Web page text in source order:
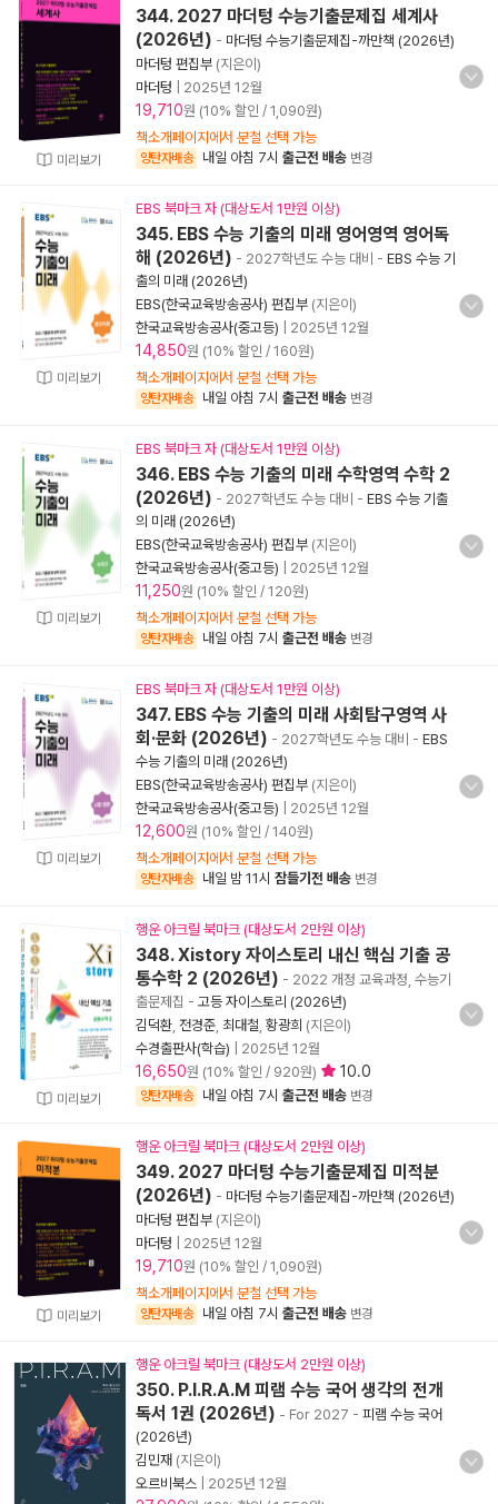
미리보기
344. 2027 마더텅 수능기출문제집 세계사
(2026년) - 마더텅 수능기출문제집-까만책 (2026년)
마더텅 편집부 (지은이)
마더텅
2025년 12월
19,710원 (10% 할인 / 1,090원)
책소개페이지에서 분철 선택 가능
양탄자배송 내일 아침 7시 출근전 배송 변경
미리보기
EBS 북마크 자 (대상도서 1만원 이상)
345. EBS 수능 기출의 미래 영어영역 영어독
해 (2026년) - 2027학년도 수능 대비 - EBS 수능 기
출의 미래 (2026년)
EBS(한국교육방송공사) 편집부 (지은이)
한국교육방송공사(중고등)
2025년 12월
14,850원 (10% 할인 / 160원)
책소개페이지에서 분철 선택 가능
양탄자배송 내일 아침 7시 출근전 배송 변경
미리보기
EBS 북마크 자 (대상도서 1만원 이상)
346. EBS 수능 기출의 미래 수학영역 수학 2
(2026년) - 2027학년도 수능 대비 - EBS 수능 기출
의 미래 (2026년)
EBS(한국교육방송공사) 편집부 (지은이)
한국교육방송공사(중고등)
2025년 12월
11,250원 (10% 할인 / 120원)
책소개페이지에서 분철 선택 가능
양탄자배송 내일 아침 7시 출근전 배송 변경
미리보기
EBS 북마크 자 (대상도서 1만원 이상)
347. EBS 수능 기출의 미래 사회탐구영역 사
회·문화 (2026년) - 2027학년도 수능 대비 - EBS
수능 기출의 미래 (2026년)
EBS(한국교육방송공사) 편집부 (지은이)
한국교육방송공사(중고등)
2025년 12월
12,600원 (10% 할인 / 140원)
책소개페이지에서 분철 선택 가능
양탄자배송 내일 밤 11시 잠들기전 배송 변경
미리보기
행운 아크릴 북마크 (대상도서 2만원 이상)
348. Xistory 자이스토리 내신 핵심 기출 공
통수학 2 (2026년) - 2022 개정 교육과정, 수능기
출문제집 - 고등 자이스토리 (2026년)
김덕환 전경준 최대철 황광희 (지은이)
수경출판사(학습)
2025년 12월
16,650원 (10% 할인 / 920원) 10.0
양탄자배송 내일 아침 7시 출근전 배송 변경
미리보기
행운 아크릴 북마크 (대상도서 2만원 이상)
349. 2027 마더텅 수능기출문제집 미적분
(2026년) - 마더텅 수능기출문제집-까만책 (2026년)
마더텅 편집부 (지은이)
마더텅
2025년 12월
19,710원 (10% 할인 / 1,090원)
책소개페이지에서 분철 선택 가능
양탄자배송 내일 아침 7시 출근전 배송 변경
행운 아크릴 북마크 (대상도서 2만원 이상)
350. P.I.R.A.M 피램 수능 국어 생각의 전개
독서 1권 (2026년) - For 2027 - 피램 수능 국어
(2026년)
김민재 (지은이)
오르비북스
2025년 12월